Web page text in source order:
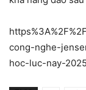
cong-nghe-
hoc-luc-nay-